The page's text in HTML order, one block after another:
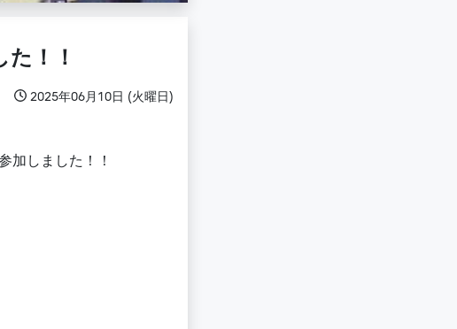
！！
2025年06月10日 (火曜日)
加しました！！